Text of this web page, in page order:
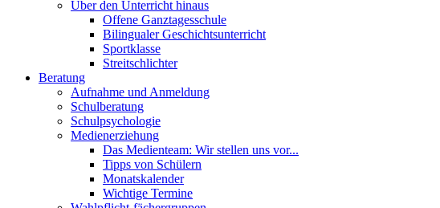
Über den Unterricht hinaus
Offene Ganztagesschule
Bilingualer Geschichtsunterricht
Sportklasse
Streitschlichter
Beratung
Aufnahme und Anmeldung
Schulberatung
Schulpsychologie
Medienerziehung
Das Medienteam: Wir stellen uns vor...
Tipps von Schülern
Monatskalender
Wichtige Termine